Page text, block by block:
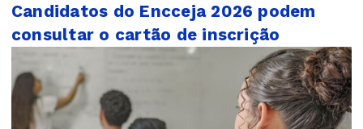
Candidatos do Encceja 2026 podem
consultar o cartão de inscrição